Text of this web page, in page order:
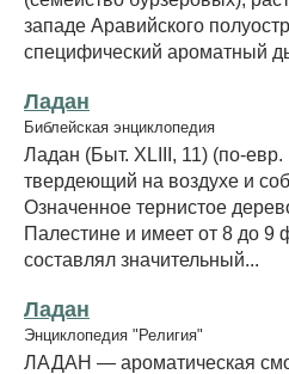
западе Аравийского
специфический ароматный
Ладан
Библейская энциклопедия
Ладан (Быт. ХLIII, 11) (по-
твердеющий на воздухе и
Означенное тернистое
Палестине и имеет от 8 до
составлял значительный...
Ладан
Энциклопедия "Религия"
ЛАДАН — ароматическая